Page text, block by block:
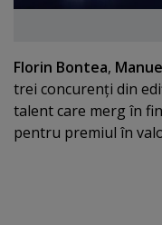
Florin Bontea,
trei concurenţi din
talent care merg în
pentru premiul în